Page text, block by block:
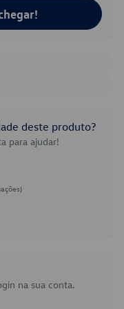
deste produto?
para ajudar!
na sua conta.